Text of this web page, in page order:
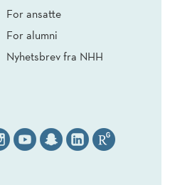
For ansatte
For alumni
Nyhetsbrev fra NHH